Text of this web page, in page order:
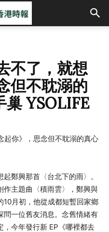
不了，就想
但不耽溺的
巢 YSOLIFE
鄭興那首〈台北下的雨〉。
作主題曲〈積雨雲〉，鄭興與
10月初，他從成都短暫回家鄉
問一位舊友消息。念舊情緒有
今年發行新 EP《哪裡都去